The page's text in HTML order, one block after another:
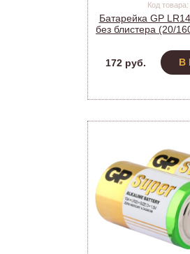
Код
Батарейка GP
без блистера (20/
172 руб. В